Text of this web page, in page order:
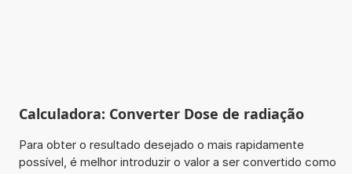
Calculadora: Converter Dose de radiação
Para obter o resultado desejado o mais rapidamente
possível, é melhor introduzir o valor a ser convertido como